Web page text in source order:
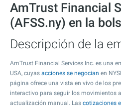
AmTrust Financial
(AFSS.ny) en la
Descripción de la
AmTrust Financial Services Inc. es una
USA, cuyas acciones se negocian en
página ofrece una vista en vivo de los
interactivo para seguir los movimientos
actualización manual. Las cotizaciones